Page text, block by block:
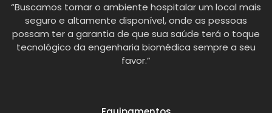
“Buscamos tornar o ambiente hospitalar um local mais
seguro e altamente disponível, onde as pessoas
possam ter a garantia de que sua saúde terá o toque
tecnológico da engenharia biomédica sempre a seu
favor.”